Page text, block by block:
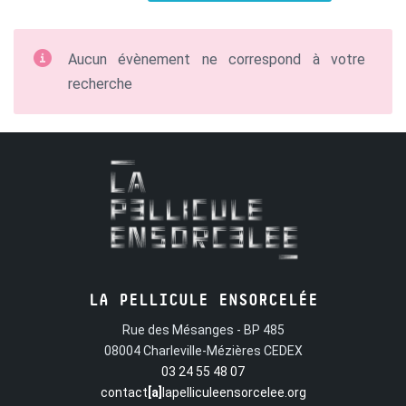
Aucun évènement ne correspond à votre
recherche
LA PELLICULE ENSORCELÉE
Rue des Mésanges - BP 485
08004 Charleville-Mézières CEDEX
03 24 55 48 07
contact [a] lapelliculeensorcelee.org